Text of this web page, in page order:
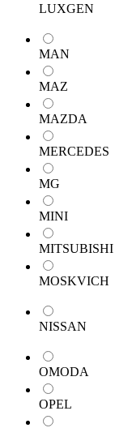
LUXGEN
MAN
MAZ
MAZDA
MERCEDES
MG
MINI
MITSUBISHI
MOSKVICH
NISSAN
OMODA
OPEL